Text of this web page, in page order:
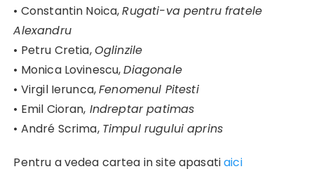
• Constantin Noica,Rugati-va pentru fratele
Alexandru
• Petru Cretia,Oglinzile
• Monica Lovinescu,Diagonale
• Virgil Ierunca,Fenomenul Pitesti
• Emil Cioran, Indreptar patimas
• André Scrima, Timpul rugului aprins
Pentru a vedea cartea in site apasatiaici